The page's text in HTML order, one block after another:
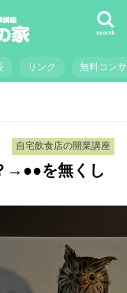
search
リンク 無料コン
自宅飲食店の開業講座
→●●を無くし